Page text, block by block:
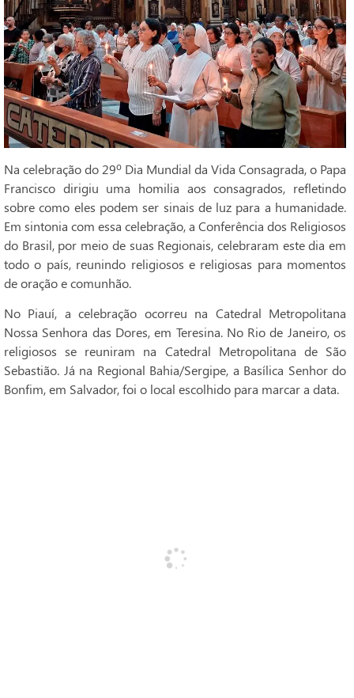
Na celebração do 29º Dia Mundial da Vida Consagrada, o Papa
Francisco dirigiu uma homilia aos consagrados, refletindo
sobre como eles podem ser sinais de luz para a humanidade.
Em sintonia com essa celebração, a Conferência dos Religiosos
do Brasil, por meio de suas Regionais, celebraram este dia em
todo o país, reunindo religiosos e religiosas para momentos
de oração e comunhão.
No Piauí, a celebração ocorreu na Catedral Metropolitana
Nossa Senhora das Dores, em Teresina. No Rio de Janeiro, os
religiosos se reuniram na Catedral Metropolitana de São
Sebastião. Já na Regional Bahia/Sergipe, a Basílica Senhor do
Bonfim, em Salvador, foi o local escolhido para marcar a data.